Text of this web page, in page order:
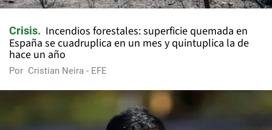
Crisis
Incendios forestales: superficie quemada en
España se cuadruplica en un mes y quintuplica la de
hace un año
Por Cristian Neira - EFE